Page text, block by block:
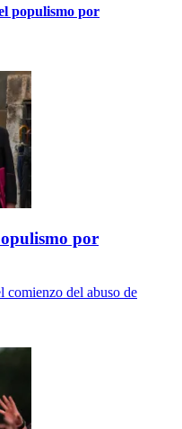
populismo por
por
comienzo del abuso de